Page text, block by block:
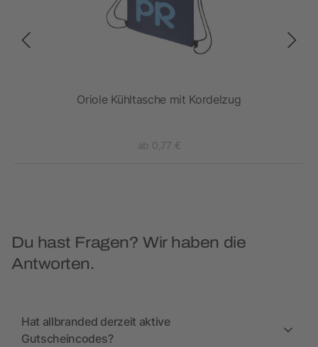
Oriole Kühltasche mit Kordelzug
ab 0,77 €
Du hast Fragen? Wir haben die
Antworten.
Hat allbranded derzeit aktive
Gutscheincodes?